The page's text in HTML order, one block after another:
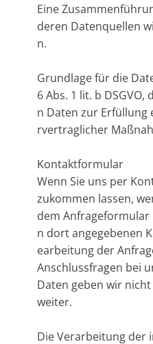
Eine
deren Datenquellen
n.
Grundlage für die
6 Abs. 1 lit. b
n Daten zur Erfüllung
rvertraglicher
Kontaktformular
Wenn Sie uns per
zukommen lassen,
dem Anfrageformular
n dort angegebenen
earbeitung der
Anschlussfragen bei
Daten geben wir
weiter.
Die Verarbeitung der